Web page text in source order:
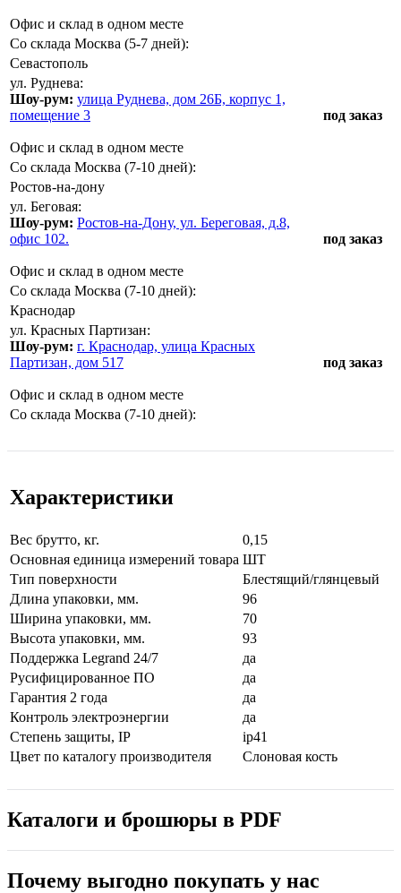
Офис и склад в одном месте
Со склада Москва (5-7 дней):
Севастополь
ул. Руднева:
Шоу-рум: улица Руднева, дом 26Б, корпус 1,
помещение 3
Офис и склад в одном месте
под заказ
Со склада Москва (7-10 дней):
Ростов-на-дону
ул. Беговая:
Шоу-рум: Ростов-на-Дону, ул. Береговая, д.8,
офис 102.
Офис и склад в одном месте
под заказ
Со склада Москва (7-10 дней):
Краснодар
ул. Красных Партизан:
Шоу-рум: г. Краснодар, улица Красных
Партизан, дом 517
Офис и склад в одном месте
под заказ
Со склада Москва (7-10 дней):
Характеристики
Вес брутто, кг.
0,15
Основная единица измерений товара ШТ
Тип поверхности
Блестящий/глянцевый
Длинa упаковки, мм.
96
Ширина упаковки, мм.
70
Высота упаковки, мм.
93
Поддержка Legrand 24/7
да
Русифицированное ПО
да
Гарантия 2 года
да
Контроль электроэнергии
да
Стeпень зaщиты, IP
ip41
Цвeт по каталогу производителя
Слоновая кость
Каталоги и брошюры в PDF
Почему выгодно покупать у нас